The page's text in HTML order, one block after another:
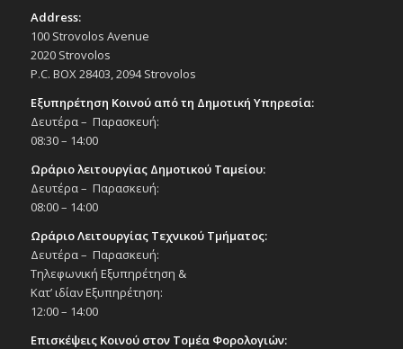
Address:
100 Strovolos Avenue
2020 Strovolos
P.C. BOX 28403, 2094 Strovolos
Εξυπηρέτηση Κοινού από τη Δημοτική Υπηρεσία:
Δευτέρα – Παρασκευή:
08:30 – 14:00
Ωράριο λειτουργίας Δημοτικού Ταμείου:
Δευτέρα – Παρασκευή:
08:00 – 14:00
Ωράριο Λειτουργίας Τεχνικού Τμήματος:
Δευτέρα – Παρασκευή:
Τηλεφωνική Εξυπηρέτηση &
Κατ’ ιδίαν Εξυπηρέτηση:
12:00 – 14:00
Επισκέψεις Κοινού στον Τομέα Φορολογιών: